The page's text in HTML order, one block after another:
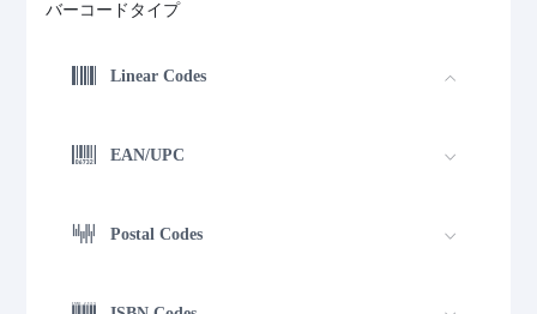
バーコードタイプ
Linear Codes
EAN/UPC
Postal Codes